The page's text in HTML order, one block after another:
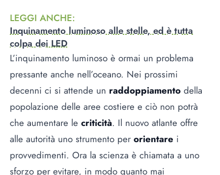
LEGGI ANCHE:
Inquinamento luminoso alle stelle, ed è tutta
colpa dei LED
L’inquinamento luminoso è ormai un problema
pressante anche nell’oceano. Nei prossimi
decenni ci si attende un raddoppiamento della
popolazione delle aree costiere e ciò non potrà
che aumentare le criticità. Il nuovo atlante offre
alle autorità uno strumento per orientare i
provvedimenti. Ora la scienza è chiamata a uno
sforzo per evitare, in modo quanto mai